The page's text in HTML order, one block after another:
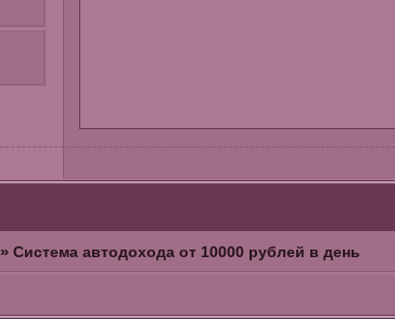
»Cистема автодохода от 10000 рублей в день